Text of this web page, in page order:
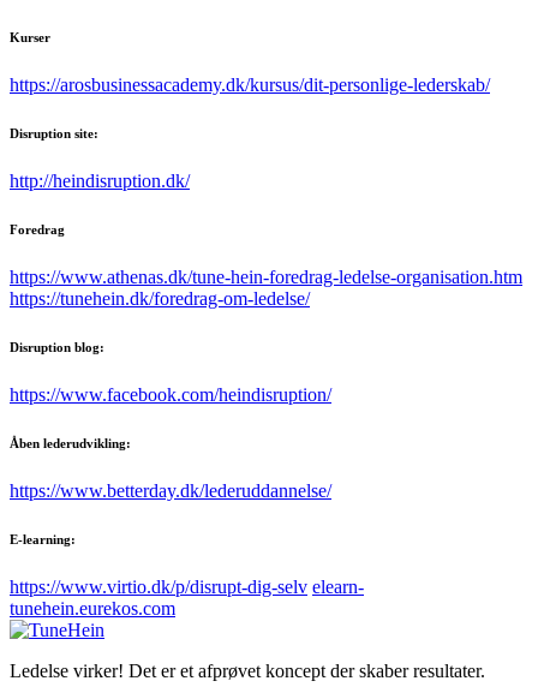
Kurser
https://arosbusinessacademy.dk/kursus/dit-personlige-lederskab/
Disruption site:
http://heindisruption.dk/
Foredrag
https://www.athenas.dk/tune-hein-foredrag-ledelse-organisation.htm
https://tunehein.dk/foredrag-om-ledelse/
Disruption blog:
https://www.facebook.com/heindisruption/
Åben lederudvikling:
https://www.betterday.dk/lederuddannelse/
E-learning:
https://www.virtio.dk/p/disrupt-dig-selv elearn-
tunehein.eurekos.com
Ledelse virker! Det er et afprøvet koncept der skaber resultater.